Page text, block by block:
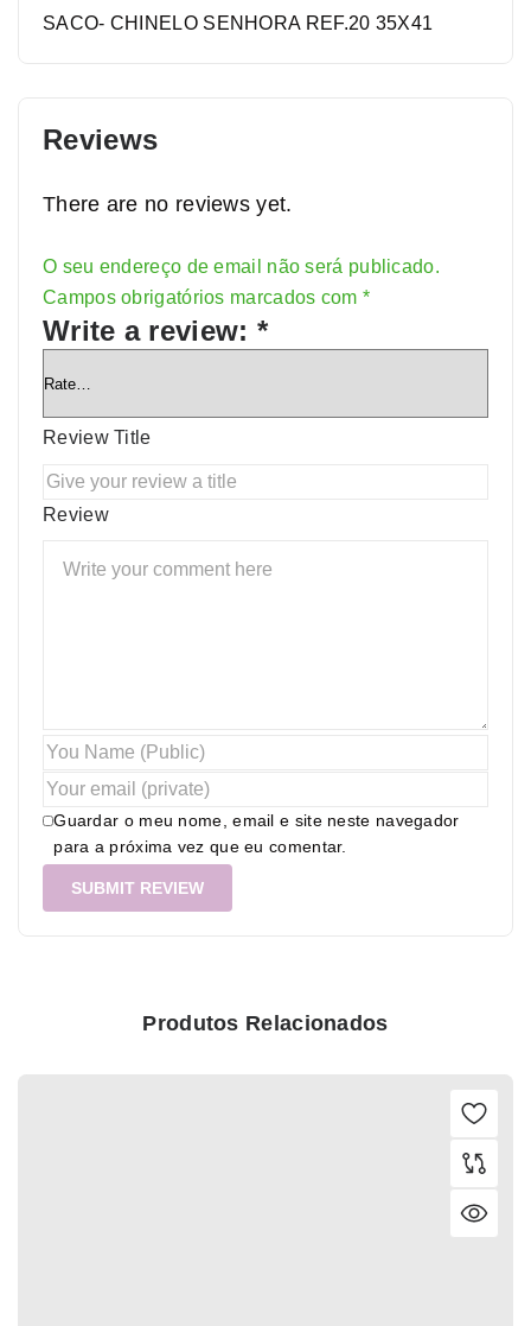
SACO- CHINELO SENHORA REF.20 35X41
Reviews
There are no reviews yet.
O seu endereço de email não será publicado.
Campos obrigatórios marcados com *
Write a review: *
Review Title
Review
Guardar o meu nome, email e site neste navegador
para a próxima vez que eu comentar.
Alternative:
Produtos Relacionados